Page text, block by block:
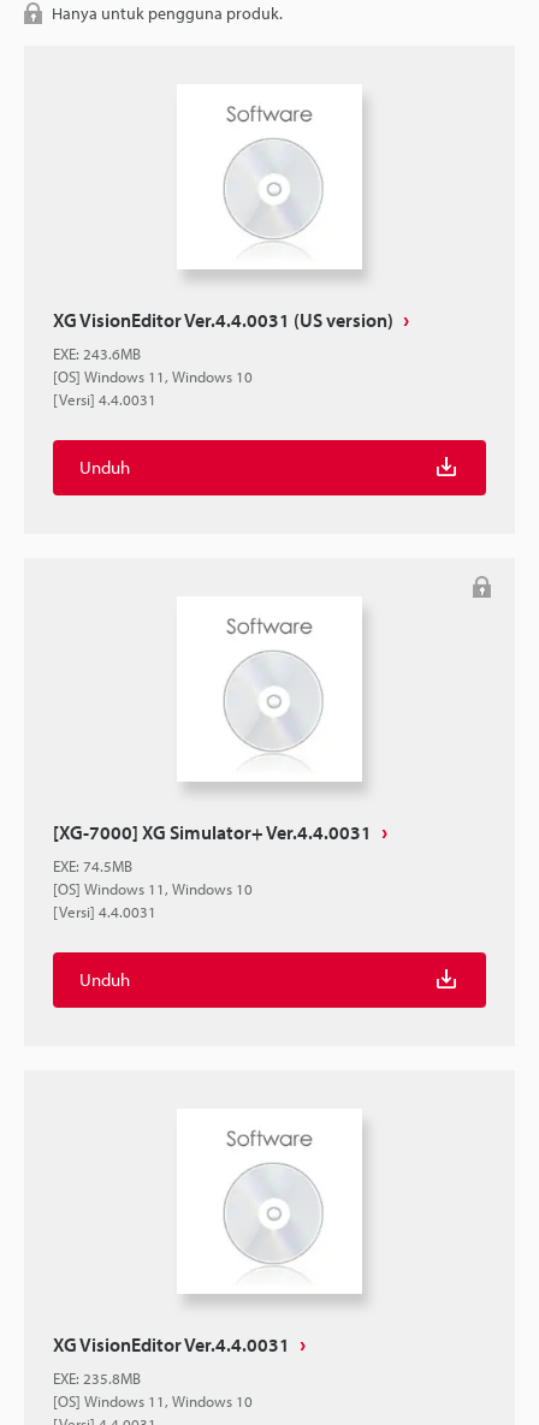
Hanya untuk pengguna produk.
XG VisionEditor Ver.4.4.0031 (US version)
EXE: 243.6MB
[OS] Windows 11, Windows 10
[Versi] 4.4.0031
Unduh
[XG-7000] XG Simulator+ Ver.4.4.0031
EXE: 74.5MB
[OS] Windows 11, Windows 10
[Versi] 4.4.0031
Unduh
XG VisionEditor Ver.4.4.0031
EXE: 235.8MB
[OS] Windows 11, Windows 10